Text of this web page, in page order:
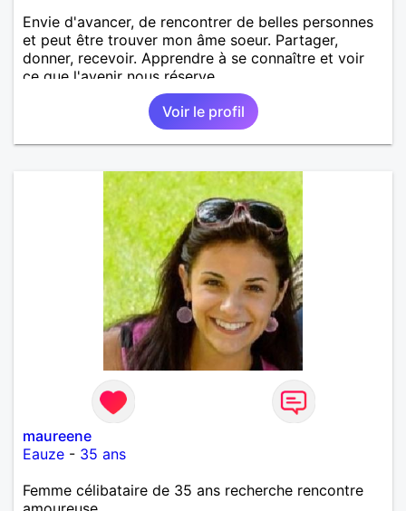
Envie d'avancer, de rencontrer de belles personnes
et peut être trouver mon âme soeur. Partager,
donner, recevoir. Apprendre à se connaître et voir
ce que l'avenir nous réserve
Voir le profil
maureene
Eauze - 35 ans
Femme célibataire de 35 ans recherche rencontre